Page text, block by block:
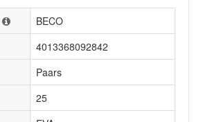
BECO
4013368092842
Paars
25